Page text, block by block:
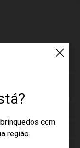
com
região.
Anatel
Inmetro OCP IQB n